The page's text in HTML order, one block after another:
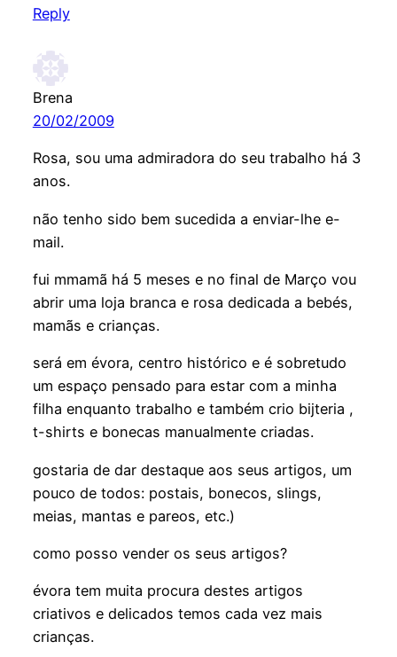
Reply
Brena
20/02/2009
Rosa, sou uma admiradora do seu trabalho há 3
anos.
não tenho sido bem sucedida a enviar-lhe e-
mail.
fui mmamã há 5 meses e no final de Março vou
abrir uma loja branca e rosa dedicada a bebés,
mamãs e crianças.
será em évora, centro histórico e é sobretudo
um espaço pensado para estar com a minha
filha enquanto trabalho e também crio bijteria ,
t-shirts e bonecas manualmente criadas.
gostaria de dar destaque aos seus artigos, um
pouco de todos: postais, bonecos, slings,
meias, mantas e pareos, etc.)
como posso vender os seus artigos?
évora tem muita procura destes artigos
criativos e delicados temos cada vez mais
crianças.